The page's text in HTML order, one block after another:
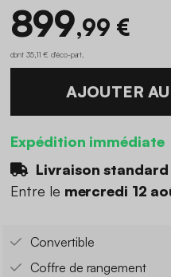
899,99 €
dont 35,11 € d'éco-part
AJOUTER
Expédition immédiate
Livraison
Entre le mercredi 12
Convertible
Coffre de rangement